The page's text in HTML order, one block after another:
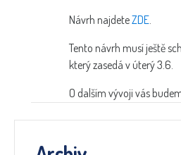
Návrh najdeteZDE
Tento návrh musí ještě
který zasedá v úterý 3.6.
O dalším vývoji vás